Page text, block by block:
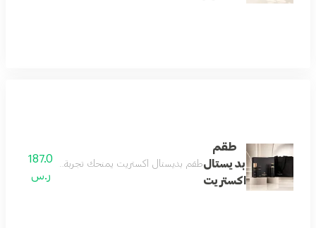
طقم
بديستال
اكستريت
طقم بديستال اكستريت يمنحك تجربة عطرية متكاملة
187.0
ر.س